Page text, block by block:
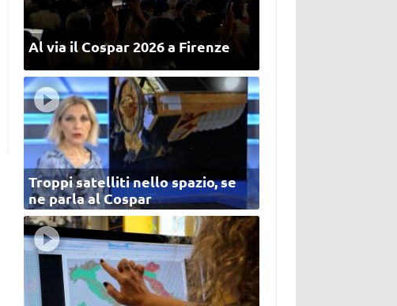
Al via il Cospar 2026 a Firenze
Troppi satelliti nello spazio, se
ne parla al Cospar